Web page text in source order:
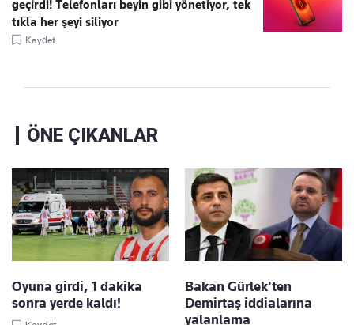
geçirdi! Telefonları beyin gibi yönetiyor, tek
tıkla her şeyi siliyor
Kaydet
ÖNE ÇIKANLAR
Oyuna girdi, 1 dakika
sonra yerde kaldı!
Bakan Gürlek'ten
Demirtaş iddialarına
yalanlama